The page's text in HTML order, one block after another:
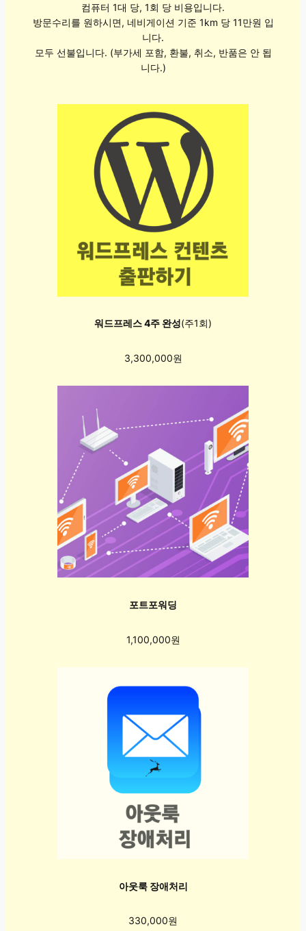
컴퓨터 1대 당, 1회 당 비용입니다.
방문수리를 원하시면, 네비게이션 기준 1km 당 11만원 입
니다.
모두 선불입니다. (부가세 포함, 환불, 취소, 반품은 안 됩
니다.)
워드프레스 4주 완성(주1회)
3,300,000원
포트포워딩
1,100,000원
아웃룩 장애처리
330,000원